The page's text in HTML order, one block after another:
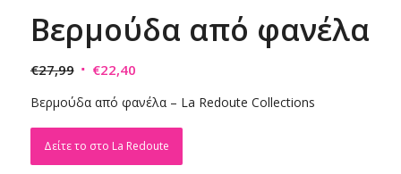
Βερμούδα από φανέλα
€27,99 Original
was:
€27,99.
€22,40Η
τιμή
είναι:
€22,40.
Βερμούδα από φανέλα – La Redoute Collections
Δείτε το στο La Redoute